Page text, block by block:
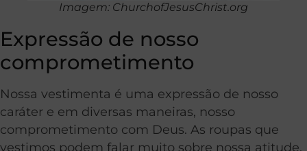
Imagem: ChurchofJesusChrist.org
Expressão de nosso
comprometimento
Nossa vestimenta é uma expressão de nosso
caráter e em diversas maneiras, nosso
comprometimento com Deus. As roupas que
vestimos podem falar muito sobre nossa atitude,